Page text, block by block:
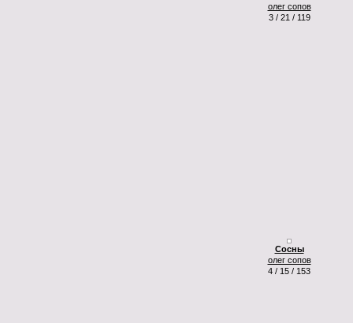
олег сопов
3 / 21 / 119
Сосны
олег сопов
4 / 15 / 153